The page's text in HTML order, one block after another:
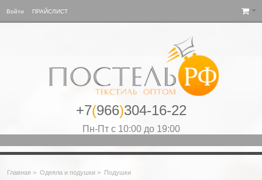
Войти ПРАЙСЛИСТ
+7(966)304-16-22
Пн-Пт с 10:00 до 19:00
Главная > Одеяла и подушки > Подушки